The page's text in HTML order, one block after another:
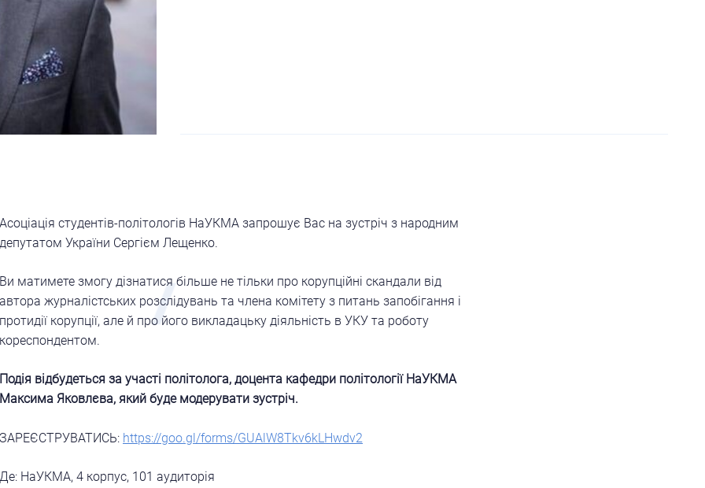
Асоціація студентів-політологів НаУКМА запрошує Вас на зустріч з народним
депутатом України Сергієм Лещенко.
Ви матимете змогу дізнатися більше не тільки про корупційні скандали від
автора журналістських розслідувань та члена комітету з питань запобігання і
протидії корупції, але й про його викладацьку діяльність в УКУ та роботу
кореспондентом.
Подія відбудеться за участі політолога, доцента кафедри політології НаУКМА
Максима Яковлєва, який буде модерувати зустріч.
ЗАРЕЄСТРУВАТИСЬ: https://goo.gl/forms/GUAlW8Tkv6kLHwdv2
Де: НаУКМА, 4 корпус, 101 аудиторія